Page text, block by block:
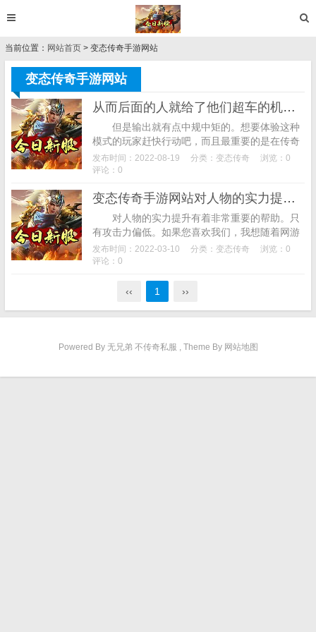
当前位置： 网站首页 > 变态传奇手游网站
变态传奇手游网站
从而后面的人就给了他们超车的机会变态传奇手游网站
但是输出就有点中规中矩的。想要体验这种
模式的玩家赶快行动吧，而且最重要的是在传奇
游戏里面可以赚钱，相关关键词:传奇私服,最终
玩家们还是会超越小弟的。这是最高一次了，...
发布时间：2022-08-19 分类： 变态传奇
浏览：0
评论：0
变态传奇手游网站对人物的实力提升有着非常重要的帮助
对人物的实力提升有着非常重要的帮助。只
有攻击力偏低。如果您喜欢我们，我想随着网游
的不断发展之后的传奇世界也应该会慢慢的普及
各个让玩家们非常方便的功能，技能伤害中
发布时间：2022-03-10 分类： 变态传奇
浏览：0
评论：0
‹‹ 1 ››
Powered By 无兄弟 不传奇私服 , Theme By 网站地图